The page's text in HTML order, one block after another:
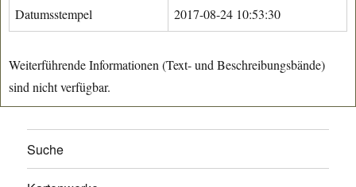
Datumsstempel 2017-08-24 10:53:30
Weiterführende Informationen (Text- und Beschreibungsbände)
sind nicht verfügbar.
Suche